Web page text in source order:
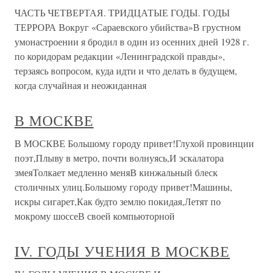
ЧАСТЬ ЧЕТВЕРТАЯ. ТРИДЦАТЫЕ ГОДЫ. ГОДЫ
ТЕРРОРА Вокруг «Сараевского убийства»В грустном
умонастроении я бродил в один из осенних дней 1928 г.
по коридорам редакции «Ленинградской правды»,
терзаясь вопросом, куда идти и что делать в будущем,
когда случайная и неожиданная
В МОСКВЕ
В МОСКВЕ Большому городу привет!Глухой провинции
поэт,Плыву в метро, почти волнуясь,И эскалатора
змеяТолкает медленно меняВ кинжальный блеск
столичных улиц.Большому городу привет!Машины,
искры сигарет,Как будто землю покидая,Летят по
мокрому шоссеВ своей компьюторной
IV. ГОДЫ УЧЕНИЯ В МОСКВЕ